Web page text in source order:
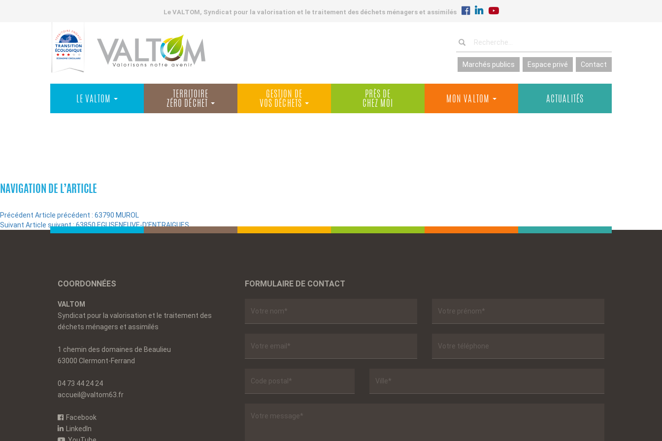
Le VALTOM, Syndicat pour la valorisation et le traitement des déchets ménagers et assimilés
Marchés publics Espace privé Contact
LE VALTOM
TERRITOIRE
ZÉRO DÉCHET
GESTION DE
VOS DÉCHETS
PRÈS DE
CHEZ MOI
MON VALTOM ACTUALITÉS
NAVIGATION DE L’ARTICLE
Précédent Article précédent : 63790 MUROL
Suivant Article suivant :63850 EGLISENEUVE-D’ENTRAIGUES
COORDONNÉES
VALTOM
Syndicat pour la valorisation et le traitement des
déchets ménagers et assimilés
1 chemin des domaines de Beaulieu
63000 Clermont-Ferrand
04 73 44 24 24
accueil@valtom63.fr
Facebook
LinkedIn
FORMULAIRE DE CONTACT